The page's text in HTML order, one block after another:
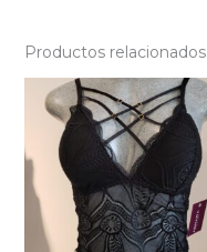
Productos relacionados